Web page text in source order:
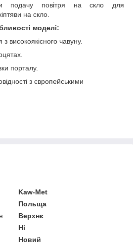
подачу повітря на скло для
на скло.
моделі:
з високоякісного чавуну.
порталу.
з європейськими
Kaw-Met
Польща
Верхнє
Ні
Новий